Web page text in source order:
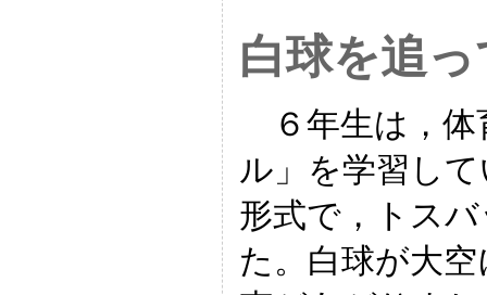
白球を追
６年生は，体
ル」を学習し
形式で，トス
た。白球が大